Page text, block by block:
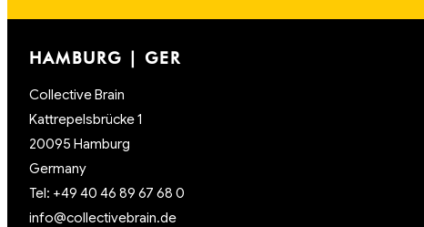
HAMBURG | GER
Collective Brain
Kattrepelsbrücke 1
20095 Hamburg
Germany
Tel: +49 40 46 89 67 68 0
info@collectivebrain.de